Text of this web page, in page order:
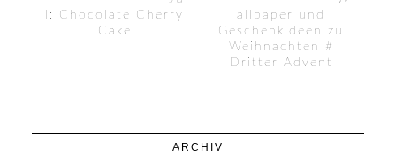
l: Chocolate Cherry
Cake
allpaper und
Geschenkideen zu
Weihnachten #
Dritter Advent
ARCHIV